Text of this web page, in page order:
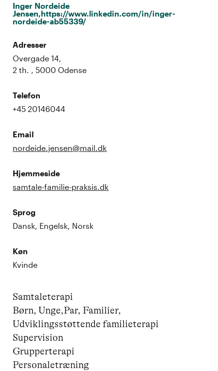
Inger Nordeide
Jensen,https://www.linkedin.com/in/inger-
nordeide-ab55339/
Adresser
Overgade 14,
2 th. , 5000 Odense
Telefon
+45 20146044
Email
nordeide.jensen@mail.dk
Hjemmeside
samtale-familie-praksis.dk
Sprog
Dansk, Engelsk, Norsk
Køn
Kvinde
Samtaleterapi
Børn, Unge,Par, Familier,
Udviklingsstøttende familieterapi
Supervision
Grupperterapi
Personaletræning